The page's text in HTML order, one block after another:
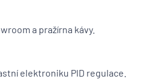
a pražírna kávy.
elektroniku PID regulace.